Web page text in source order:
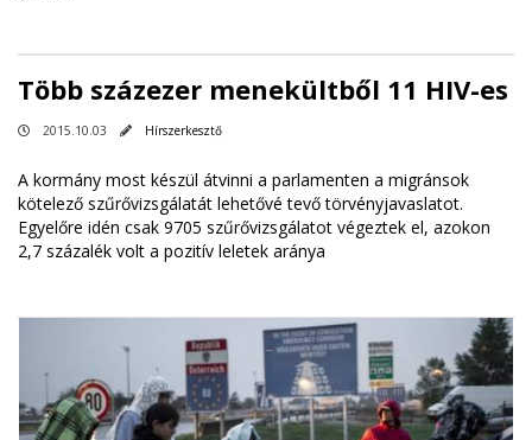
Több százezer menekültből 11 HIV-es
2015.10.03 Hírszerkesztő
A kormány most készül átvinni a parlamenten a migránsok
kötelező szűrővizsgálatát lehetővé tevő törvényjavaslatot.
Egyelőre idén csak 9705 szűrővizsgálatot végeztek el, azokon
2,7 százalék volt a pozitív leletek aránya